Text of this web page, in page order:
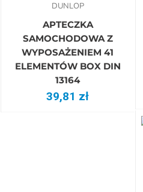
DUNLOP
APTECZKA
SAMOCHODOWA Z
WYPOSAŻENIEM 41
ELEMENTÓW BOX DIN
13164
39,81 zł